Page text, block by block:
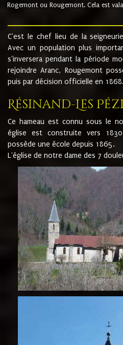
Rogemont ou Rougemont. Cela est
C'est le chef lieu de la
Avec un population plus
s'inversera pendant la période
rejoindre Aranc, Rougemont
puis par décision officielle en 1868.
Résinand-Les
Ce hameau est connu sous le
église est construite vers
possède une école depuis 1865.
L'église de notre dame des 7